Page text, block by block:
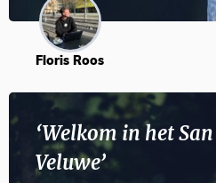
Floris Roos
‘Welkom in het
Veluwe’